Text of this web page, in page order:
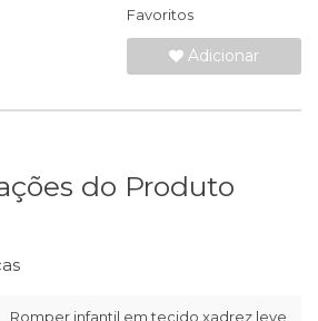
Favoritos
Adicionar
do Produto
Romper infantil em tecido xadrez leve,